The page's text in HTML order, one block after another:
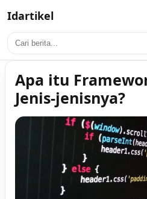
Idartikel
Apa itu
Jenis-jenisnya?